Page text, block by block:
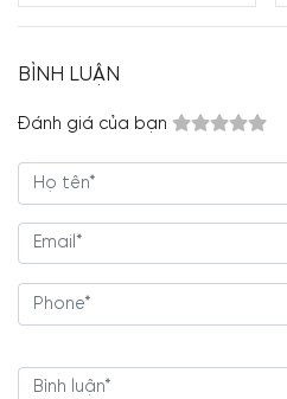
BÌNH LUẬN
Đánh giá của bạn